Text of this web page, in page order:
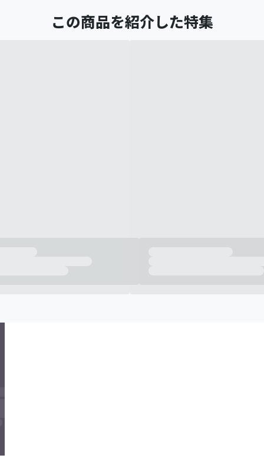
この商品を紹介した特集